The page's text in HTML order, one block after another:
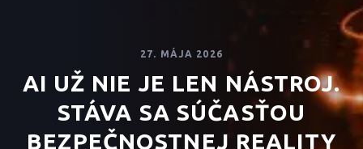
27. MÁJA 2026
AI UŽ NIE JE LEN NÁSTROJ.
STÁVA SA SÚČASŤOU
BEZPEČNOSTNEJ REALITY